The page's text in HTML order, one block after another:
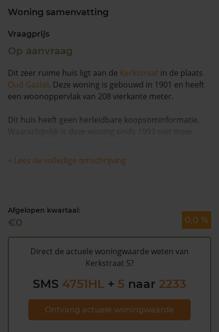
Woning samenvatting
Vraagprijs
Op aanvraag
Dit zeer ruime huis ligt aan de Kerkstraat in de plaats
Oud Gastel. Deze woning is gebouwd in 1901 en heeft
een woonoppervlak van 208 vierkante meter.
Dit huis heeft geen herleidbare koopsominformatie.
Waarschijnlijk is deze woning sinds 1993 niet meer
Volgens Kadasterdata is de kans dat deze waarde te
waarde en kansen op besparing. Schrijf u
gratis in.
+ Lees de volledige omschrijving
Afgelopen kwartaal:
€0 0,0 %
Direct de actuele woningwaarde weten van
Kerkstraat 5?
SMS 4751HL + 5 naar 2233
Ontvang actuele woningwaarde